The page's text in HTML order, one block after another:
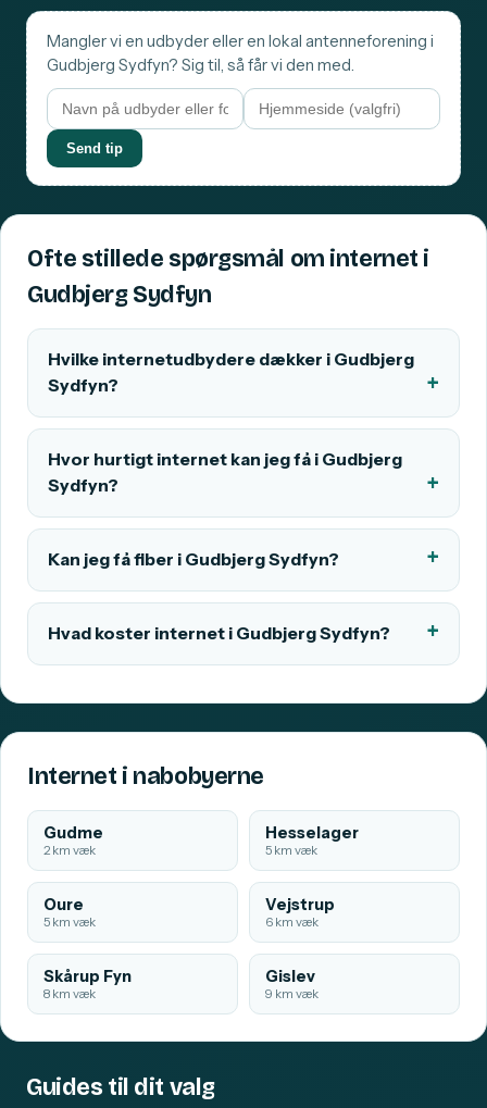
Mangler vi en udbyder eller en lokal antenneforening i
Gudbjerg Sydfyn? Sig til, så får vi den med.
Send tip
Ofte stillede spørgsmål om internet i
Gudbjerg Sydfyn
Hvilke internetudbydere dækker i Gudbjerg
Sydfyn?
Hvor hurtigt internet kan jeg få i Gudbjerg
Sydfyn?
Kan jeg få fiber i Gudbjerg Sydfyn?
Hvad koster internet i Gudbjerg Sydfyn?
Internet i nabobyerne
Gudme
2 km væk
Hesselager
5 km væk
Oure
5 km væk
Vejstrup
6 km væk
Skårup Fyn
8 km væk
Gislev
9 km væk
Guides til dit valg